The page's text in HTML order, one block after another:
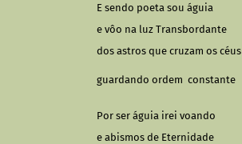
E sendo poeta sou águia
e vôo na luz Transbordante
dos astros que cruzam os céus
guardando ordem constante
Por ser águia irei voando
e abismos de Eternidade